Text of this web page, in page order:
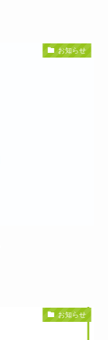
お知らせ
お知らせ